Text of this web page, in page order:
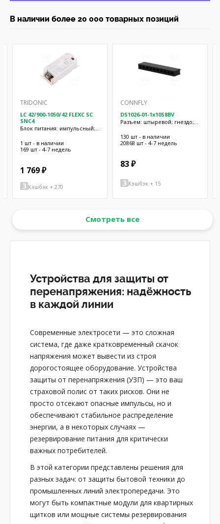
В наличии более 20 000 товарных позиций
TRIDONIC
LC 42/900-1050/42 FLEXC SC
SNC4
Блок питания: импульсный;
900÷1050мА; IP20
1 шт - в наличии
169 шт - 4-7 недель
1 769 ₽
Кэшбэк + 270
CONNFLY
DS1026-01-1x10S8BV
Разъем: штыревой; гнездо;
THT; 1x10
130 шт - в наличии
20868 шт - 4-7 недель
83 ₽
Кэшбэк + 15
Смотреть все
Устройства для защиты от
перенапряжения: надёжность
в каждой линии
Современные электросети — это сложная
система, где даже кратковременный скачок
напряжения может вывести из строя
дорогостоящее оборудование. Устройства
защиты от перенапряжения (УЗП) — это ваш
страховой полис от таких рисков. Они не
просто отсекают опасные импульсы, но и
обеспечивают стабильное распределение
энергии, а в некоторых случаях —
резервирование питания для критически
важных потребителей.
В этой категории представлены решения для
разных задач: от защиты бытовой техники до
промышленных линий электропередачи. Это
могут быть компактные модули для квартирных
щитков или мощные системы резервирования